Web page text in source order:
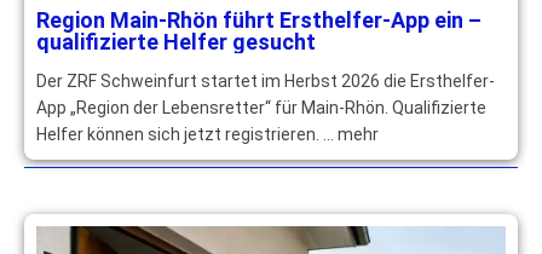
Region Main-Rhön führt Ersthelfer-App ein –
qualifizierte Helfer gesucht
Der ZRF Schweinfurt startet im Herbst 2026 die Ersthelfer-
App „Region der Lebensretter“ für Main-Rhön. Qualifizierte
Helfer können sich jetzt registrieren. … mehr